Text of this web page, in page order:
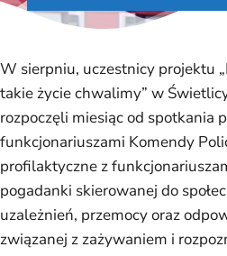
W sierpniu, uczestnicy projektu
takie życie chwalimy” w
rozpoczęli miesiąc od spotkania
funkcjonariuszami Komendy
profilaktyczne z
pogadanki skierowanej do
uzależnień, przemocy oraz
związanej z zażywaniem i